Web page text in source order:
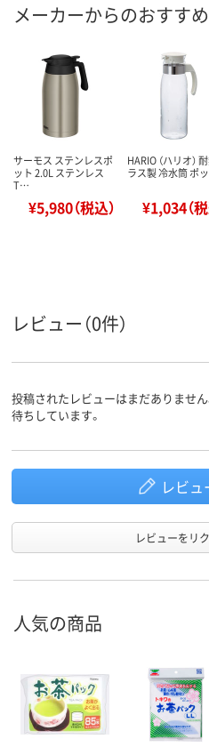
メーカーからのおすす
サーモス ステンレスポ
ット 2.0L ステンレス
T…
¥5,980（税込）
HARIO （ハリオ）
ラス製 冷水筒 ポ
¥1,034（税
レビュー（0件）
投稿されたレビューはまだありませ
待ちしています。
レビュ
レビューをリ
人気の商品